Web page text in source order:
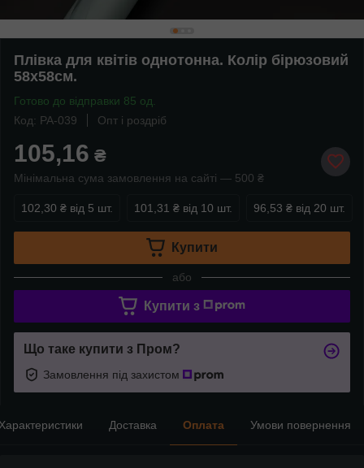
Плівка для квітів однотонна. Колір бірюзовий
58х58см.
Готово до відправки 85 од.
Код: PA-039
Опт і роздріб
105,16 ₴
Мінімальна сума замовлення на сайті — 500 ₴
102,30 ₴ від 5 шт. 101,31 ₴ від 10 шт. 96,53 ₴ від 20 шт.
Купити
або
Купити з
Що таке купити з Пром?
Замовлення під захистом
Доставка Оплата Умови повернення